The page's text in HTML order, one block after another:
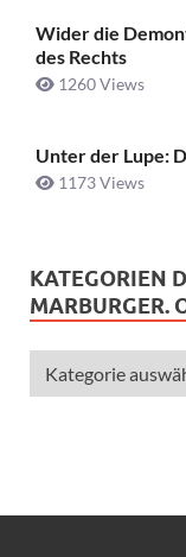
Wider die
des Rechts
1260 Views
Unter der Lupe:
1173 Views
KATEGORIEN
MARBURGER.